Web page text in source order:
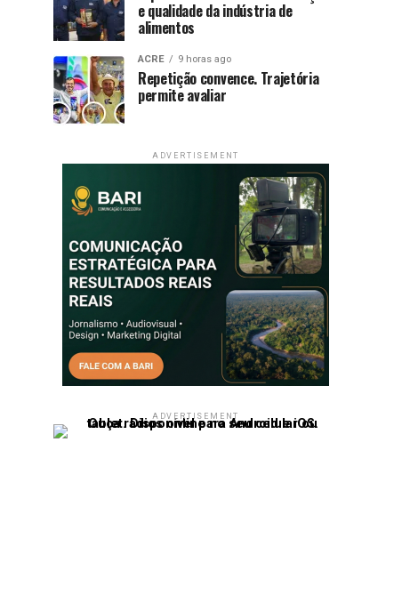
e qualidade da indústria de
alimentos
ACRE 9 horas ago
Repetição convence. Trajetória
permite avaliar
ADVERTISEMENT
ADVERTISEMENT